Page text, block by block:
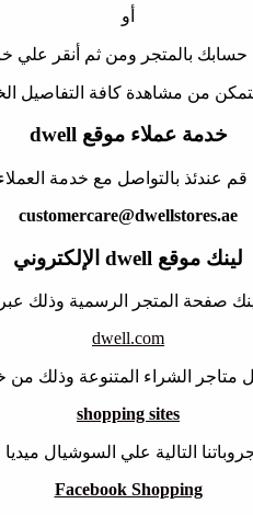
أو
بالمتجر ومن ثم أنقر علي
من مشاهدة كافة التفاصيل
خدمة عملاء موقع dwell
عندئذ بالتواصل مع خدمة العملاء
customercare@dwellstores.ae
لينك موقع dwell الإلكتروني
صفحة المتجر الرسمية وذلك
dwell.com
متاجر الشراء المتنوعة وذلك
shopping sites
التالية علي السوشيال
Facebook Shopping